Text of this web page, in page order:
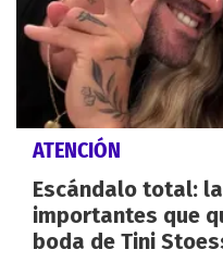
ATENCIÓN
Escándalo total:
importantes que
boda de Tini